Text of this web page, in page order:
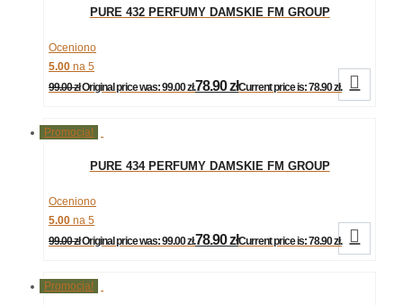
PURE 432 PERFUMY DAMSKIE FM GROUP
Oceniono
5.00 na 5
99.00zł Original price was: 99.00 zł.78.90złCurrent price is: 78.90 zł. 
Promocja!
PURE 434 PERFUMY DAMSKIE FM GROUP
Oceniono
5.00 na 5
99.00zł Original price was: 99.00 zł.78.90złCurrent price is: 78.90 zł. 
Promocja!